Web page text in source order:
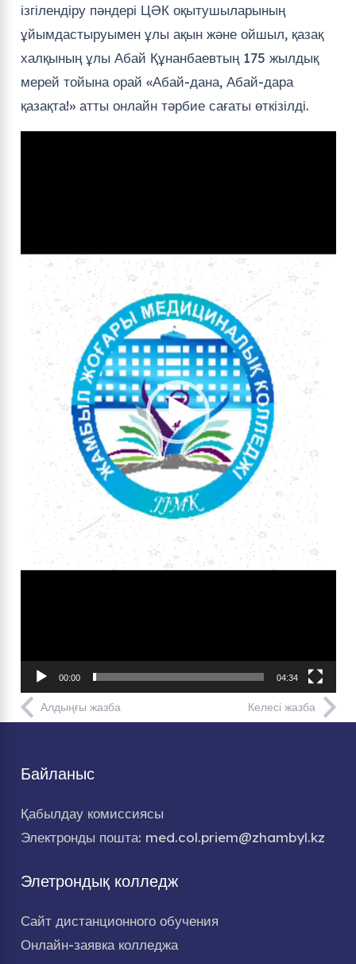
ізгілендіру пәндері ЦӘК оқытушыларының
ұйымдастыруымен ұлы ақын және ойшыл, қазақ
халқының ұлы Абай Құнанбаевтың 175 жылдық
мерей тойына орай «Абай-дана, Абай-дара
қазақта!» атты онлайн тәрбие сағаты өткізілді.
00:00 04:34
Алдыңғы жазба Келесі жазба
Байланыс
Қабылдау комиссиясы
Электронды пошта: med.col.priem@zhambyl.kz
Элетрондық колледж
Сайт дистанционного обучения
Онлайн-заявка колледжа